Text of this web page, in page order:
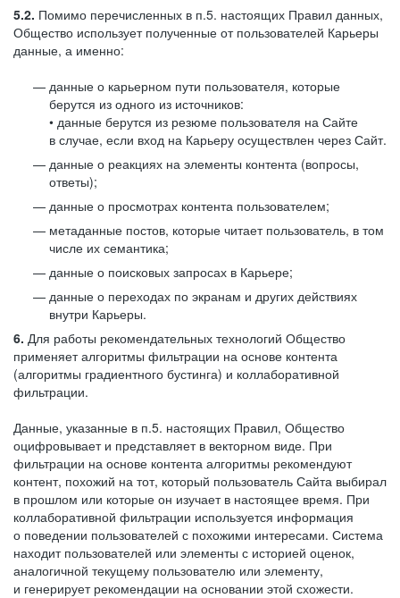
5.2. Помимо перечисленных в п.5. настоящих Правил данных,
Общество использует полученные от пользователей Карьеры
данные, а именно:
данные о карьерном пути пользователя, которые
берутся из одного из источников:
• данные берутся из резюме пользователя на Сайте
в случае, если вход на Карьеру осуществлен через Сайт.
данные о реакциях на элементы контента (вопросы,
ответы);
данные о просмотрах контента пользователем;
метаданные постов, которые читает пользователь, в том
числе их семантика;
данные о поисковых запросах в Карьере;
данные о переходах по экранам и других действиях
внутри Карьеры.
6. Для работы рекомендательных технологий Общество
применяет алгоритмы фильтрации на основе контента
(алгоритмы градиентного бустинга) и коллаборативной
фильтрации.
Данные, указанные в п.5. настоящих Правил, Общество
оцифровывает и представляет в векторном виде. При
фильтрации на основе контента алгоритмы рекомендуют
контент, похожий на тот, который пользователь Сайта выбирал
в прошлом или которые он изучает в настоящее время. При
коллаборативной фильтрации используется информация
о поведении пользователей с похожими интересами. Система
находит пользователей или элементы с историей оценок,
аналогичной текущему пользователю или элементу,
и генерирует рекомендации на основании этой схожести.